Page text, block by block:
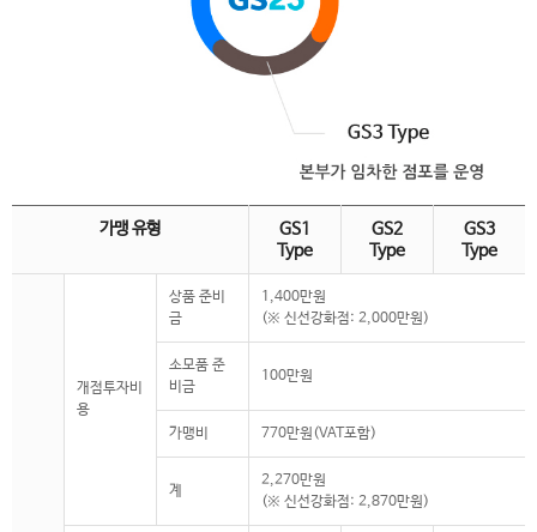
가맹 유형
GS1
Type
GS2
Type
GS3
Type
개점투자비
용
상품 준비
금
1,400만원
(※ 신선강화점: 2,000만원)
소모품 준
비금
100만원
가맹비 770만원(VAT포함)
계
2,270만원
(※ 신선강화점: 2,870만원)